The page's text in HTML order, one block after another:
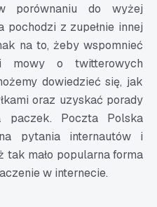
porównaniu do wyżej
pochodzi z zupełnie innej
na to, żeby wspomnieć
o twitterowych
dowiedzieć się, jak
oraz uzyskać porady
paczek. Poczta Polska
pytania internautów i
tak mało popularna forma
w internecie.